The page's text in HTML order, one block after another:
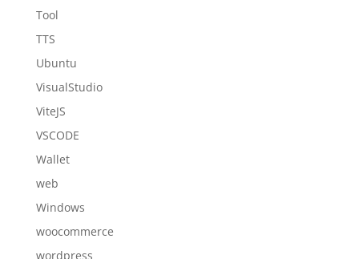
Tool
TTS
Ubuntu
VisualStudio
ViteJS
VSCODE
Wallet
web
Windows
woocommerce
wordpress